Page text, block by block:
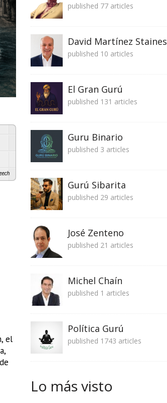
el
published 77 articles
David Martínez Staines
published 10 articles
El Gran Gurú
published 131 articles
Guru Binario
published 3 articles
Gurú Sibarita
published 29 articles
José Zenteno
published 21 articles
Michel Chaín
published 1 articles
Política Gurú
published 1743 articles
Lo más visto